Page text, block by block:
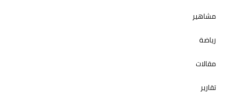
مشاهير
رياضة
مقالات
تقارير